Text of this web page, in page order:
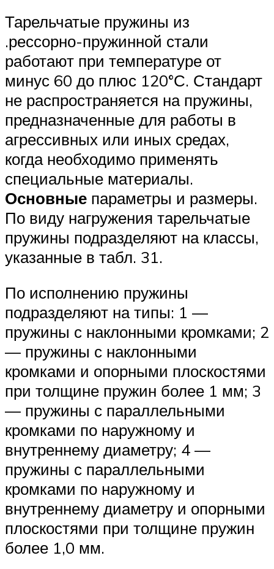
Тарельчатые пружины из
.рессорно-пружинной стали
работают при температуре от
минус 60 до плюс 120°С. Стандарт
не распространяется на пружины,
предназначенные для работы в
агрессивных или иных средах,
когда необходимо применять
специальные материалы.
Основные параметры и размеры.
По виду нагружения тарельчатые
пружины подразделяют на классы,
указанные в табл. 31.
По исполнению пружины
подразделяют на типы: 1 —
пружины с наклонными кромками; 2
— пружины с наклонными
кромками и опорными плоскостями
при толщине пружин более 1 мм; 3
— пружины с параллельными
кромками по наружному и
внутреннему диаметру; 4 —
пружины с параллельными
кромками по наружному и
внутреннему диаметру и опорными
плоскостями при толщине пружин
более 1,0 мм.